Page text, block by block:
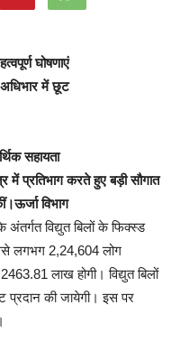
घोषणाएं
अधिभार में छूट
सहायता
में प्रतिभाग करते हुए बड़ी सौगात
ऊर्जा विभाग
विद्युत बिलों के फिक्स्ड
लगभग 2,24,604 लोग
लाख होगी। विद्युत बिलों
प्रदान की जायेगी। इस पर